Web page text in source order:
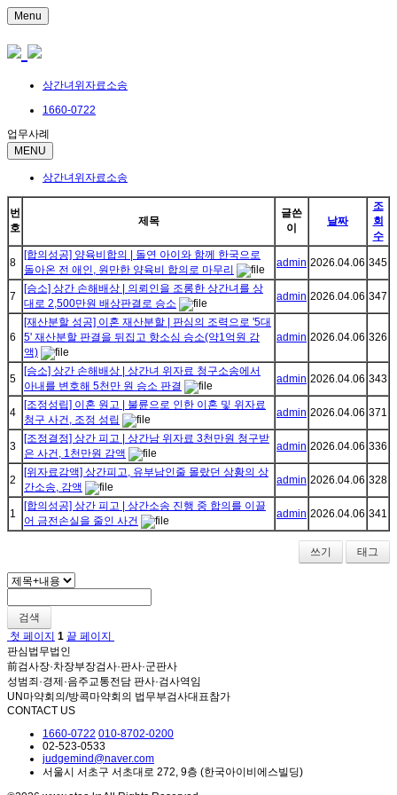
Menu
상간녀위자료소송
1660-0722
업무사례
MENU
상간녀위자료소송
번
호
제목
글쓴
이
날짜
조
회
수
8
[합의성공] 양육비합의 | 돌연 아이와 함께 한국으로
돌아온 전 애인, 원만한 양육비 합의로 마무리
admin 2026.04.06 345
7
[승소] 상간 손해배상 | 의뢰인을 조롱한 상간녀를 상
대로 2,500만원 배상판결로 승소
admin 2026.04.06 347
6
[재산분할 성공] 이혼 재산분할 | 판심의 조력으로 '5대
5' 재산분할 판결을 뒤집고 항소심 승소(약1억원 감
액)
admin 2026.04.06 326
5
[승소] 상간 손해배상 | 상간녀 위자료 청구소송에서
아내를 변호해 5천만 원 승소 판결
admin 2026.04.06 343
4
[조정성립] 이혼 원고 | 불륜으로 인한 이혼 및 위자료
청구 사건, 조정 성립
admin 2026.04.06 371
3
[조정결정] 상간 피고 | 상간남 위자료 3천만원 청구받
은 사건, 1천만원 감액
admin 2026.04.06 336
2
[위자료감액] 상간피고, 유부남인줄 몰랐던 상황의 상
간소송, 감액
admin 2026.04.06 328
1
[합의성공] 상간 피고 | 상간소송 진행 중 합의를 이끌
어 금전손실을 줄인 사건
admin 2026.04.06 341
쓰기 태그
검색
첫 페이지 1 끝 페이지
판심법무법인
前검사장·차장부장검사·판사·군판사
성범죄·경제·음주교통전담 판사·검사역임
UN마약회의/방콕마약회의 법무부검사대표참가
CONTACT US
1660-0722 010-8702-0200
02-523-0533
judgemind@naver.com
서울시 서초구 서초대로 272, 9층 (한국아이비에스빌딩)